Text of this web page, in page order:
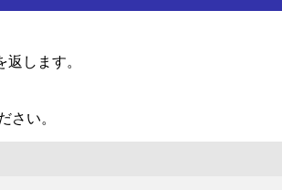
します。
さい。